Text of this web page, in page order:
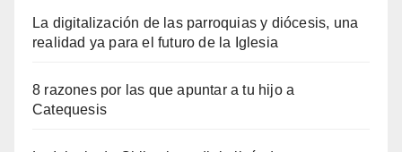
La digitalización de las parroquias y diócesis, una
realidad ya para el futuro de la Iglesia
8 razones por las que apuntar a tu hijo a
Catequesis